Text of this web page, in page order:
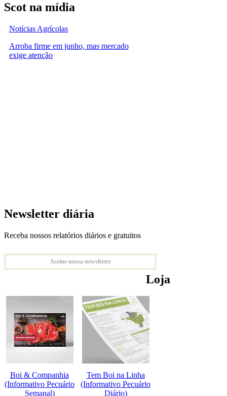
Scot na mídia
Notícias Agrícolas
Arroba firme em junho, mas mercado
exige atenção
Newsletter diária
Receba nossos relatórios diários e gratuitos
Assine nossa newsletter
Loja
Boi & Companhia
(Informativo Pecuário
Semanal)
Tem Boi na Linha
(Informativo Pecuário
Diário)